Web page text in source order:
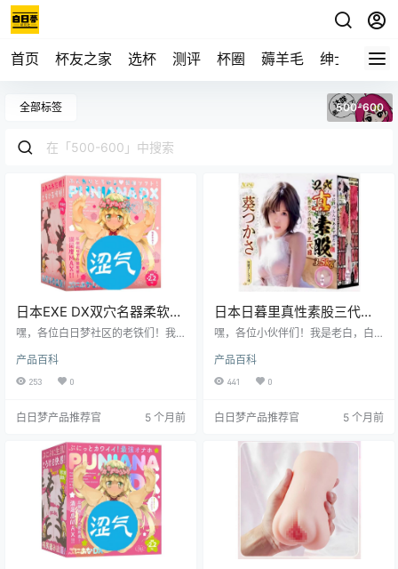
首页 杯友之家 选杯 测评 杯圈 薅羊毛 绅士 视频
全部标签 500-600
日本EXE DX双穴名器柔软慢
玩款飞机杯测评报告
嘿，各位白日梦社区的老铁们！我
日本的EXE DX双穴名器柔软慢玩款
飞机杯的详细测评。这款飞机杯可
接下来，就让我带你深入了解这款
不值得你入手。
产品百科
253 0
白日梦产品推荐官 5 个月前
日本日暮里真性素股三代目
葵司超强包裹感飞机杯测评
嘿，各位小伙伴们！我是老白，白
机杯有着丰富经验的测评师。今
天，咱们就来好好唠唠日暮里家的
往下看，保证让你收获满满！
产品百科
441 0
白日梦产品推荐官 5 个月前